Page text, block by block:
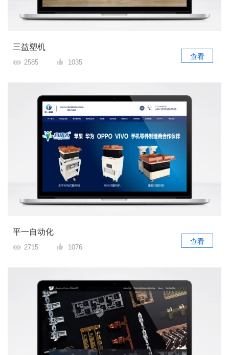
三益塑机
2585 1035
查看
平一自动化
2715 1076
查看